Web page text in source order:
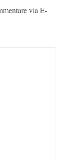
via E-